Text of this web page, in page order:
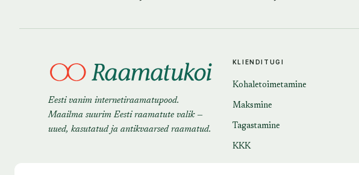
Eesti vanim internetiraamatupood.
Maailma suurim Eesti raamatute valik —
uued, kasutatud ja antikvaarsed raamatud.
KLIENDITUGI
Kohaletoimetamine
Maksmine
Tagastamine
KKK